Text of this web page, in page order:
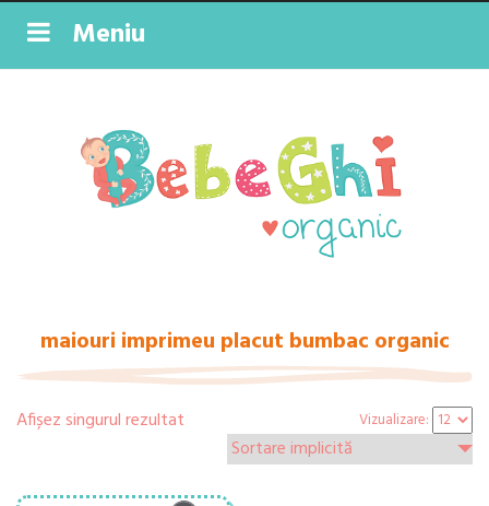
Meniu
maiouri imprimeu placut bumbac organic
Afișez singurul rezultat Vizualizare: